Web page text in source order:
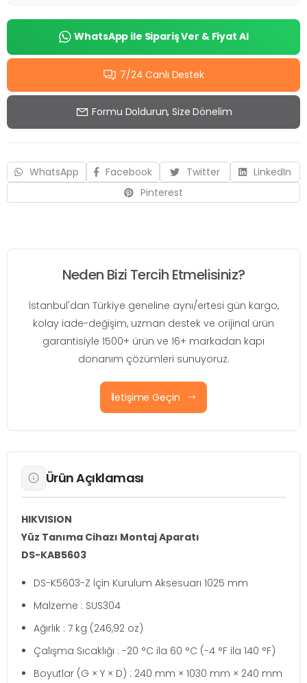
WhatsApp ile Sipariş Ver & Fiyat Al
7/24 Canlı Destek
Formu Doldurun, Size Dönelim
WhatsApp Facebook Twitter
LinkedIn
Pinterest
Neden Bizi Tercih Etmelisiniz?
İstanbul'dan Türkiye geneline aynı/ertesi gün kargo,
kolay iade-değişim, uzman destek ve orijinal ürün
garantisiyle 1500+ ürün ve 16+ markadan kapı
donanım çözümleri sunuyoruz.
İletişime Geçin
Ürün Açıklaması
HIKVISION
Yüz Tanıma Cihazı Montaj Aparatı
DS-KAB5603
DS-K5603-Z İçin Kurulum Aksesuarı 1025 mm
Malzeme : SUS304
Ağırlık : 7 kg (246,92 oz)
Çalışma Sıcaklığı : -20 °C ila 60 °C (-4 °F ila 140 °F)
Boyutlar (G × Y × D) : 240 mm × 1030 mm × 240 mm